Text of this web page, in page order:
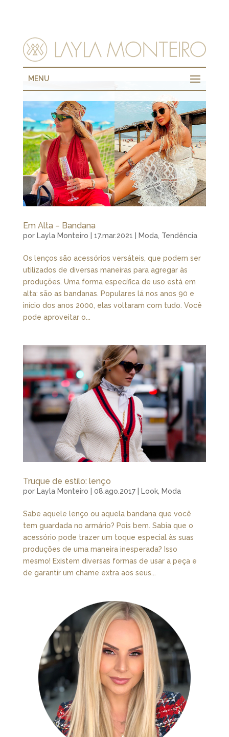
MENU
Em Alta – Bandana
por Layla Monteiro 17.mar.2021 Moda, Tendência
Os lenços são acessórios versáteis, que podem ser
utilizados de diversas maneiras para agregar às
produções. Uma forma específica de uso está em
alta: são as bandanas. Populares lá nos anos 90 e
início dos anos 2000, elas voltaram com tudo. Você
pode aproveitar o...
Truque de estilo: lenço
por Layla Monteiro 08.ago.2017| Look, Moda
Sabe aquele lenço ou aquela bandana que você
tem guardada no armário? Pois bem. Sabia que o
acessório pode trazer um toque especial às suas
produções de uma maneira inesperada? Isso
mesmo! Existem diversas formas de usar a peça e
de garantir um chame extra aos seus...